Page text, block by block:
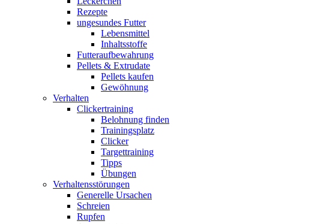
Rezepte
ungesundes Futter
Lebensmittel
Inhaltsstoffe
Futteraufbewahrung
Pellets & Extrudate
Pellets kaufen
Gewöhnung
Verhalten
Clickertraining
Belohnung finden
Trainingsplatz
Clicker
Targettraining
Tipps
Übungen
Verhaltensstörungen
Generelle Ursachen
Schreien
Rupfen